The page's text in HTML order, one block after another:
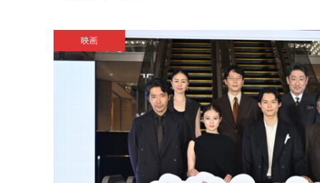
映画